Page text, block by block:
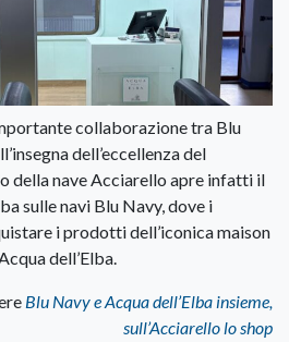
collaborazione tra Blu
dell’eccellenza del
della nave Acciarello apre infatti il
sulle navi Blu Navy, dove i
i prodotti dell’iconica maison
dell’Elba.
Blu Navy e Acqua dell’Elba insieme,
sull’Acciarello lo shop